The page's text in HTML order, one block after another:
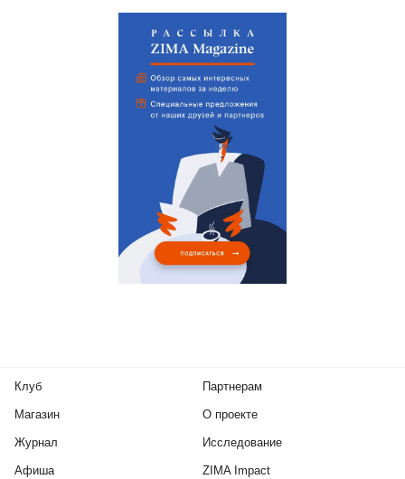
Клуб
Магазин
Журнал
Афиша
Партнерам
О проекте
Исследование
ZIMA Impact